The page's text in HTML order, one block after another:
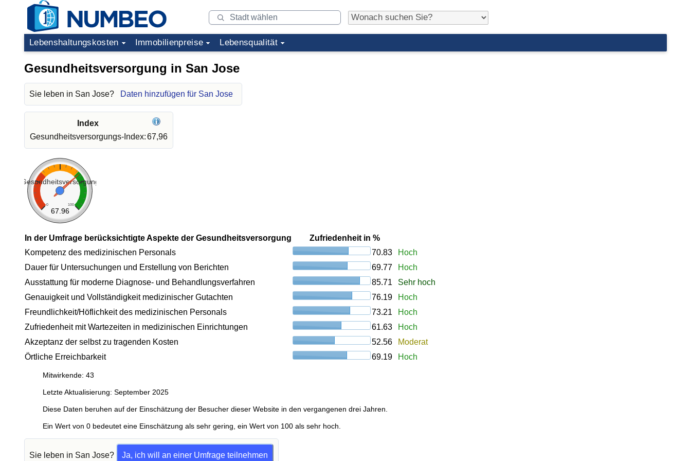
Lebenshaltungskosten Immobilienpreise Lebensqualität
Gesundheitsversorgung in San Jose
Sie leben in San Jose? Daten hinzufügen für San Jose
Index
Gesundheitsversorgungs-Index:67,96
Gesundheitsversorgung
0 100
67.96
In der Umfrage berücksichtigte Aspekte der Gesundheitsversorgung
Zufriedenheit in %
Kompetenz des medizinischen Personals
70.83
Hoch
Dauer für Untersuchungen und Erstellung von Berichten
69.77
Hoch
Ausstattung für moderne Diagnose- und Behandlungsverfahren
85.71
Sehr hoch
Genauigkeit und Vollständigkeit medizinischer Gutachten
76.19
Hoch
Freundlichkeit/Höflichkeit des medizinischen Personals
73.21
Hoch
Zufriedenheit mit Wartezeiten in medizinischen Einrichtungen
61.63
Hoch
Akzeptanz der selbst zu tragenden Kosten
52.56
Moderat
Örtliche Erreichbarkeit
69.19 Hoch
Mitwirkende: 43
Letzte Aktualisierung: September 2025
Diese Daten beruhen auf der Einschätzung der Besucher dieser Website in den vergangenen drei Jahren.
Ein Wert von 0 bedeutet eine Einschätzung als sehr gering, ein Wert von 100 als sehr hoch.
Sie leben in San Jose? Ja, ich will an einer Umfrage teilnehmen